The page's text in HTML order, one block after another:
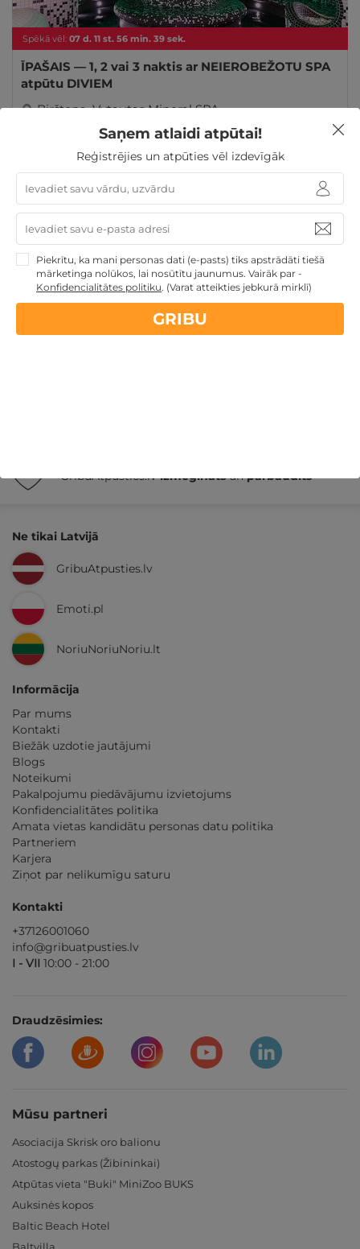
Spēkā vēl: 07 d. 11 st. 56 min. 38 sek.
ĪPAŠAIS — 1, 2 vai 3 naktis ar NEIEROBEŽOTU SPA
atpūtu DIVIEM
Birštona,Vytautas Mineral SPA
Skolēnu brīvlaikam
Veselības atpūta - sanatorijas, SPA
viesnīcas
3 personu ĢIMENEI
4 personu ĢIMENEI
Ģimenes atpūta
maksas
GribuAtpusties.lvizmēģinātsunpārbaudīts
Ne tikai Latvijā
GribuAtpusties.lv
Emoti.pl
NoriuNoriuNoriu.lt
Informācija
Par mums
Kontakti
Biežāk uzdotie jautājumi
Blogs
Noteikumi
Pakalpojumu piedāvājumu izvietojums
Konfidencialitātes politika
Amata vietas kandidātu personas datu politika
Partneriem
Karjera
Ziņot par nelikumīgu saturu
Kontakti
+37126001060
info@gribuatpusties.lv
I - VII 10:00 - 21:00
Draudzēsimies:
Mūsu partneri
Asociacija Skrisk oro balionu
Atostogų parkas (Žibininkai)
Atpūtas vieta "Buki" MiniZoo BUKS
Auksinės kopos
Baltic Beach Hotel
Saņem atlaidi atpūtai!
Reģistrējies un atpūties vēl izdevīgāk
Piekrītu, ka mani personas dati (e-pasts) tiks apstrādāti tiešā
mārketinga nolūkos, lai nosūtītu jaunumus. Vairāk par -
Konfidencialitātes politiku. (Varat atteikties jebkurā mirklī)
GRIBU